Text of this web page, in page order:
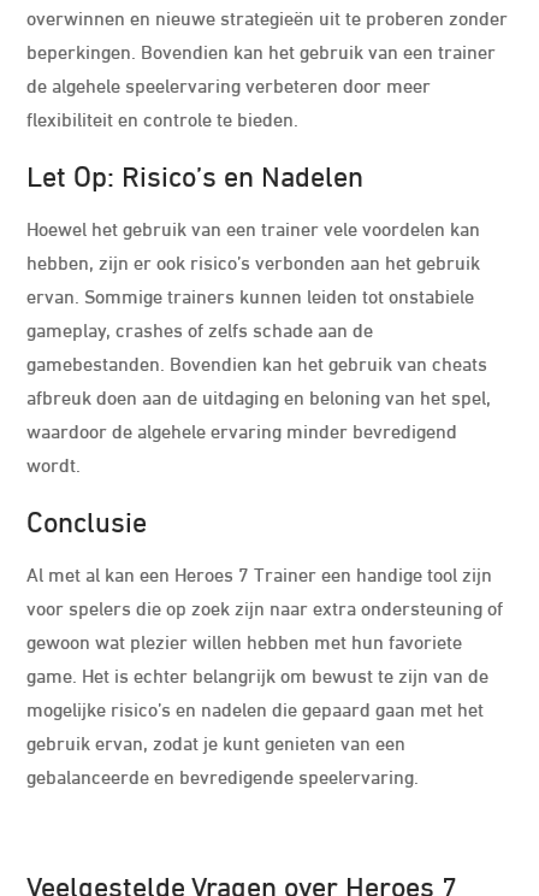
overwinnen en nieuwe strategieën uit te proberen zonder
beperkingen. Bovendien kan het gebruik van een trainer
de algehele speelervaring verbeteren door meer
flexibiliteit en controle te bieden.
Let Op: Risico’s en Nadelen
Hoewel het gebruik van een trainer vele voordelen kan
hebben, zijn er ook risico’s verbonden aan het gebruik
ervan. Sommige trainers kunnen leiden tot onstabiele
gameplay, crashes of zelfs schade aan de
gamebestanden. Bovendien kan het gebruik van cheats
afbreuk doen aan de uitdaging en beloning van het spel,
waardoor de algehele ervaring minder bevredigend
wordt.
Conclusie
Al met al kan een Heroes 7 Trainer een handige tool zijn
voor spelers die op zoek zijn naar extra ondersteuning of
gewoon wat plezier willen hebben met hun favoriete
game. Het is echter belangrijk om bewust te zijn van de
mogelijke risico’s en nadelen die gepaard gaan met het
gebruik ervan, zodat je kunt genieten van een
gebalanceerde en bevredigende speelervaring.
Veelgestelde Vragen over Heroes 7